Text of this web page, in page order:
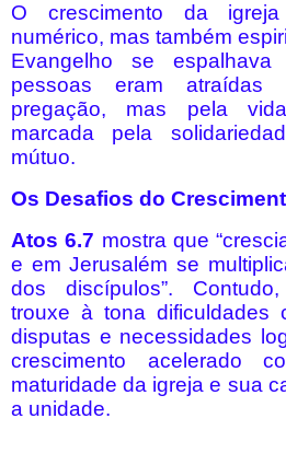
O crescimento da
numérico, mas também
Evangelho se
pessoas eram
pregação, mas pela
marcada pela
mútuo.
Os Desafios do
Atos 6.7 mostra que
e em Jerusalém se
dos discípulos”.
trouxe à tona dificuldades
disputas e necessidades
crescimento acelerado
maturidade da igreja e sua
a unidade.